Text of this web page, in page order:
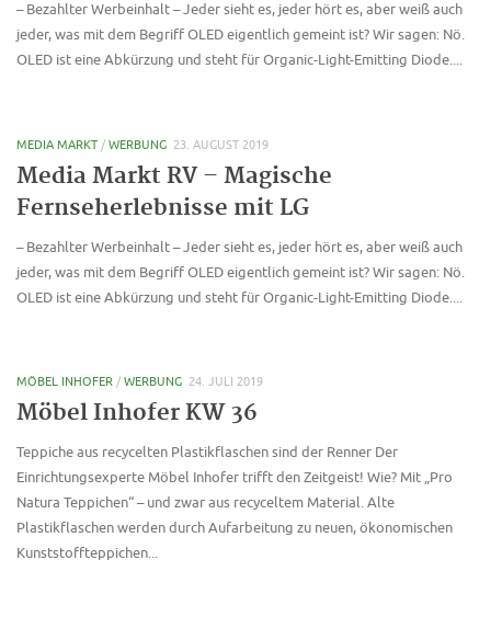
– Bezahlter Werbeinhalt – Jeder sieht es, jeder hört es, aber weiß auch
jeder, was mit dem Begriff OLED eigentlich gemeint ist? Wir sagen: Nö.
OLED ist eine Abkürzung und steht für Organic-Light-Emitting Diode....
MEDIA MARKT / WERBUNG 23. AUGUST 2019
Media Markt RV – Magische
Fernseherlebnisse mit LG
– Bezahlter Werbeinhalt – Jeder sieht es, jeder hört es, aber weiß auch
jeder, was mit dem Begriff OLED eigentlich gemeint ist? Wir sagen: Nö.
OLED ist eine Abkürzung und steht für Organic-Light-Emitting Diode....
MÖBEL INHOFER / WERBUNG 24. JULI 2019
Möbel Inhofer KW 36
Teppiche aus recycelten Plastikflaschen sind der Renner Der
Einrichtungsexperte Möbel Inhofer trifft den Zeitgeist! Wie? Mit „Pro
Natura Teppichen“ – und zwar aus recyceltem Material. Alte
Plastikflaschen werden durch Aufarbeitung zu neuen, ökonomischen
Kunststoffteppichen...